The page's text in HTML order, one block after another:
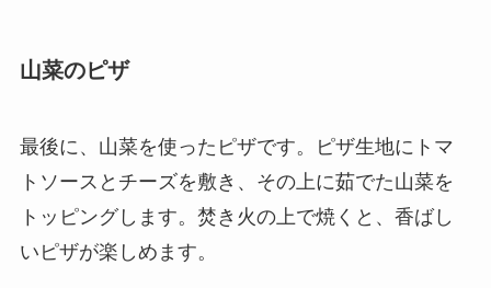
山菜のピザ
最後に、山菜を使ったピザです。ピザ生地にトマ
トソースとチーズを敷き、その上に茹でた山菜を
トッピングします。焚き火の上で焼くと、香ばし
いピザが楽しめます。